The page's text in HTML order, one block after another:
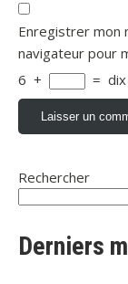
Enregistrer mon
navigateur pour
6 + = dix
Rechercher
Derniers